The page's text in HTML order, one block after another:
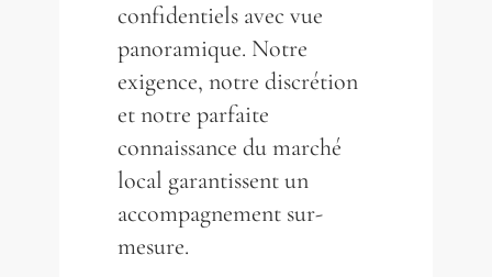
confidentiels avec vue
panoramique. Notre
exigence, notre discrétion
et notre parfaite
connaissance du marché
local garantissent un
accompagnement sur-
mesure.